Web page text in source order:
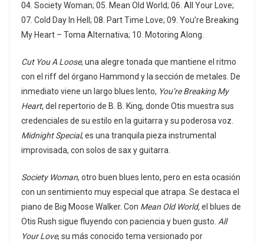
04. Society Woman; 05. Mean Old World; 06. All Your Love;
07. Cold Day In Hell; 08. Part Time Love; 09. You’re Breaking
My Heart – Toma Alternativa; 10. Motoring Along.
Cut You A Loose, una alegre tonada que mantiene el ritmo
con el riff del órgano Hammond y la sección de metales. De
inmediato viene un largo blues lento, You’re Breaking My
Heart, del repertorio de B. B. King, donde Otis muestra sus
credenciales de su estilo en la guitarra y su poderosa voz.
Midnight Special, es una tranquila pieza instrumental
improvisada, con solos de sax y guitarra.
Society Woman, otro buen blues lento, pero en esta ocasión
con un sentimiento muy especial que atrapa. Se destaca el
piano de Big Moose Walker. Con Mean Old World,el blues de
Otis Rush sigue fluyendo con paciencia y buen gusto. All
Your Love, su más conocido tema versionado por